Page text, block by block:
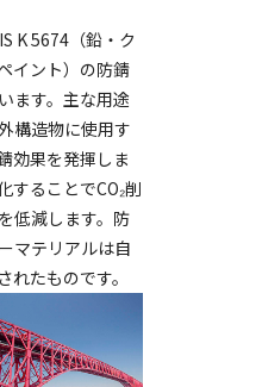
K 5674（鉛・ク
イント）の防錆
ます。主な用途
構造物に使用す
効果を発揮しま
することでCO₂削
低減します。防
マテリアルは自
れたものです。